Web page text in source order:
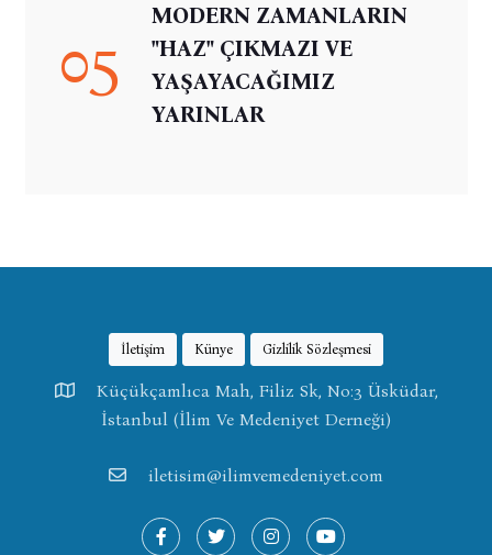
05
MODERN ZAMANLARIN
"HAZ" ÇIKMAZI VE
YAŞAYACAĞIMIZ
YARINLAR
İletişim Künye Gizlilik Sözleşmesi
Küçükçamlıca Mah, Filiz Sk, No:3 Üsküdar,
İstanbul (İlim Ve Medeniyet Derneği)
iletisim@ilimvemedeniyet.com